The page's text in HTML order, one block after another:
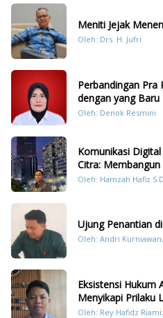
Meniti Jejak
Oleh: Drs. H. Jufri
Perbandingan Pra
dengan yang Baru
Oleh: Denok Resmini
Komunikasi
Citra:
Konten Humanis
Oleh: Hamzah Hafiz
Ujung Penantian
Oleh: Andri Kurniawan,
Eksistensi Hukum
Menyikapi Prilaku
Dengan Hukum
Oleh: Rey Hafidz